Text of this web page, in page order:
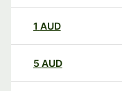
1 AUD
5 AUD